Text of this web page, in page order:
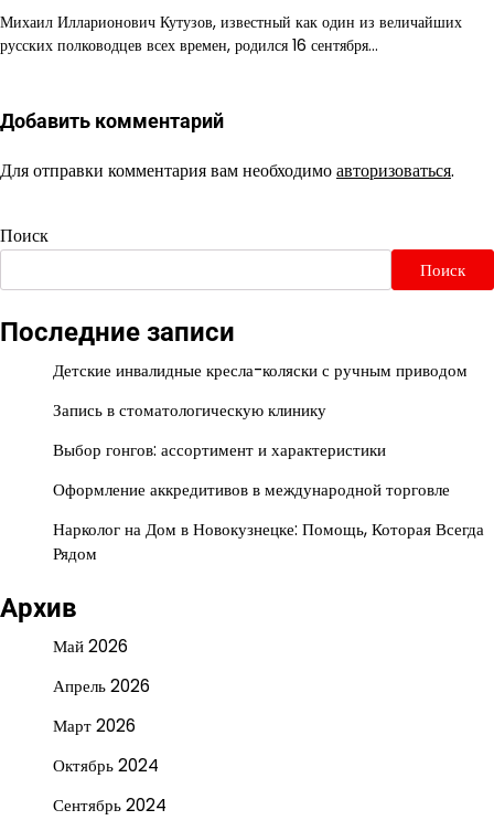
Михаил Илларионович Кутузов, известный как один из величайших
русских полководцев всех времен, родился 16 сентября…
Добавить комментарий
Для отправки комментария вам необходимоавторизоваться.
Поиск
Поиск
Последние записи
Детские инвалидные кресла-коляски с ручным приводом
Запись в стоматологическую клинику
Выбор гонгов: ассортимент и характеристики
Оформление аккредитивов в международной торговле
Нарколог на Дом в Новокузнецке: Помощь, Которая Всегда
Рядом
Архив
Май 2026
Апрель 2026
Март 2026
Октябрь 2024
Сентябрь 2024